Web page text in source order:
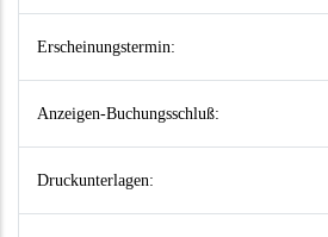
Erscheinungstermin:
Anzeigen-Buchungsschluß:
Druckunterlagen: